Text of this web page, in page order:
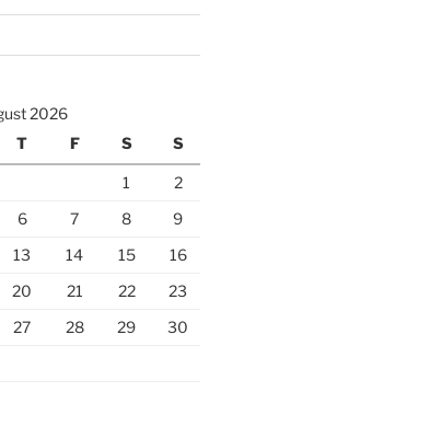
2026
T F S S
1
2
6 7 8
9
13 14 15
16
20 21 22
23
27 28 29
30